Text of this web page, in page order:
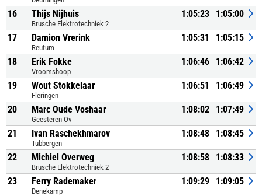
16 Thijs Nijhuis
Brusche Elektrotechniek 2
1:05:23 1:05:00
17 Damion Vrerink
Reutum
1:05:31 1:05:15
18 Erik Fokke
Vroomshoop
1:06:46 1:06:42
19 Wout Stokkelaar
Fleringen
1:06:51 1:06:49
20 Marc Oude Voshaar
Geesteren Ov
1:08:02 1:07:49
21 Ivan Raschekhmarov
Tubbergen
1:08:48 1:08:45
22 Michiel Overweg
Brusche Elektrotechniek 2
1:08:58 1:08:33
23 Ferry Rademaker
Denekamp
1:09:29 1:09:05